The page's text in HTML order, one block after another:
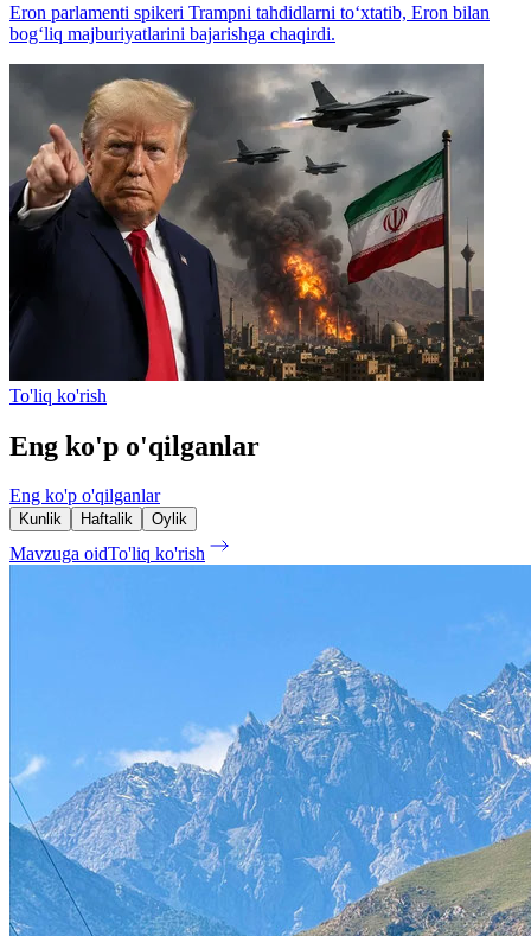
Eron parlamenti spikeri Trampni tahdidlarni to‘xtatib, Eron bilan
bog‘liq majburiyatlarini bajarishga chaqirdi.
To'liq ko'rish
Eng ko'p o'qilganlar
Eng ko'p o'qilganlar
Kunlik Haftalik Oylik
Mavzuga oidTo'liq ko'rish